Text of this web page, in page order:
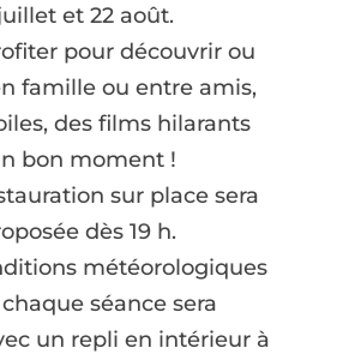
juillet et 22 août.
pour découvrir ou
famille ou entre amis,
des films hilarants
bon moment !
sur place sera
dès 19 h.
météorologiques
séance sera
un repli en intérieur à